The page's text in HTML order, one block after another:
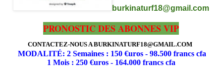
burkinaturf18@gmail.com
PRONOSTIC DES ABONNES VIP
CONTACTEZ-NOUS A BURKINATURF18@GMAIL.COM
MODALITÉ: 2 Semaines : 150 €uros - 98.500 francs cfa
1 Mois : 250 €uros - 164.000 francs cfa